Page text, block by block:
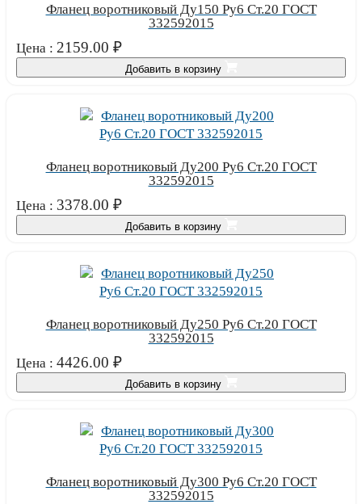
Фланец воротниковый Ду150 Ру6 Ст.20 ГОСТ
332592015
Цена : 2159.00 ₽
Добавить в корзину
Фланец воротниковый Ду200 Ру6 Ст.20 ГОСТ
332592015
Цена : 3378.00 ₽
Добавить в корзину
Фланец воротниковый Ду250 Ру6 Ст.20 ГОСТ
332592015
Цена : 4426.00 ₽
Добавить в корзину
Фланец воротниковый Ду300 Ру6 Ст.20 ГОСТ
332592015